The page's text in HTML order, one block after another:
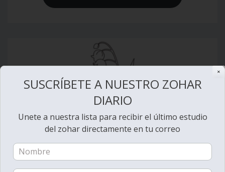
✕
SUSCRÍBETE A NUESTRO ZOHAR
DIARIO
Unete a nuestra lista para recibir el último estudio
del zohar directamente en tu correo